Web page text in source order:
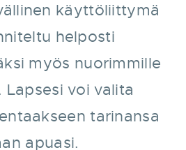
käyttöliittymä
helposti
myös nuorimmille
voi valita
tarinansa
apuasi.